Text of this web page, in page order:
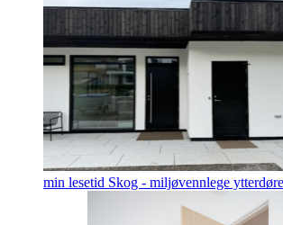
min lesetid Skog - miljøvennlege